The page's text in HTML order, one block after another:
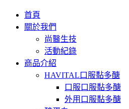
首頁
關於我們
尚醫生技
活動紀錄
商品介紹
HAVITAL口服黏多醣
口服口服黏多醣
外用口服黏多醣